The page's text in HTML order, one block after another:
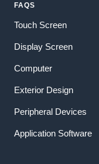
FAQS
Touch Screen
Display Screen
Computer
Exterior Design
Peripheral Devices
Application Software